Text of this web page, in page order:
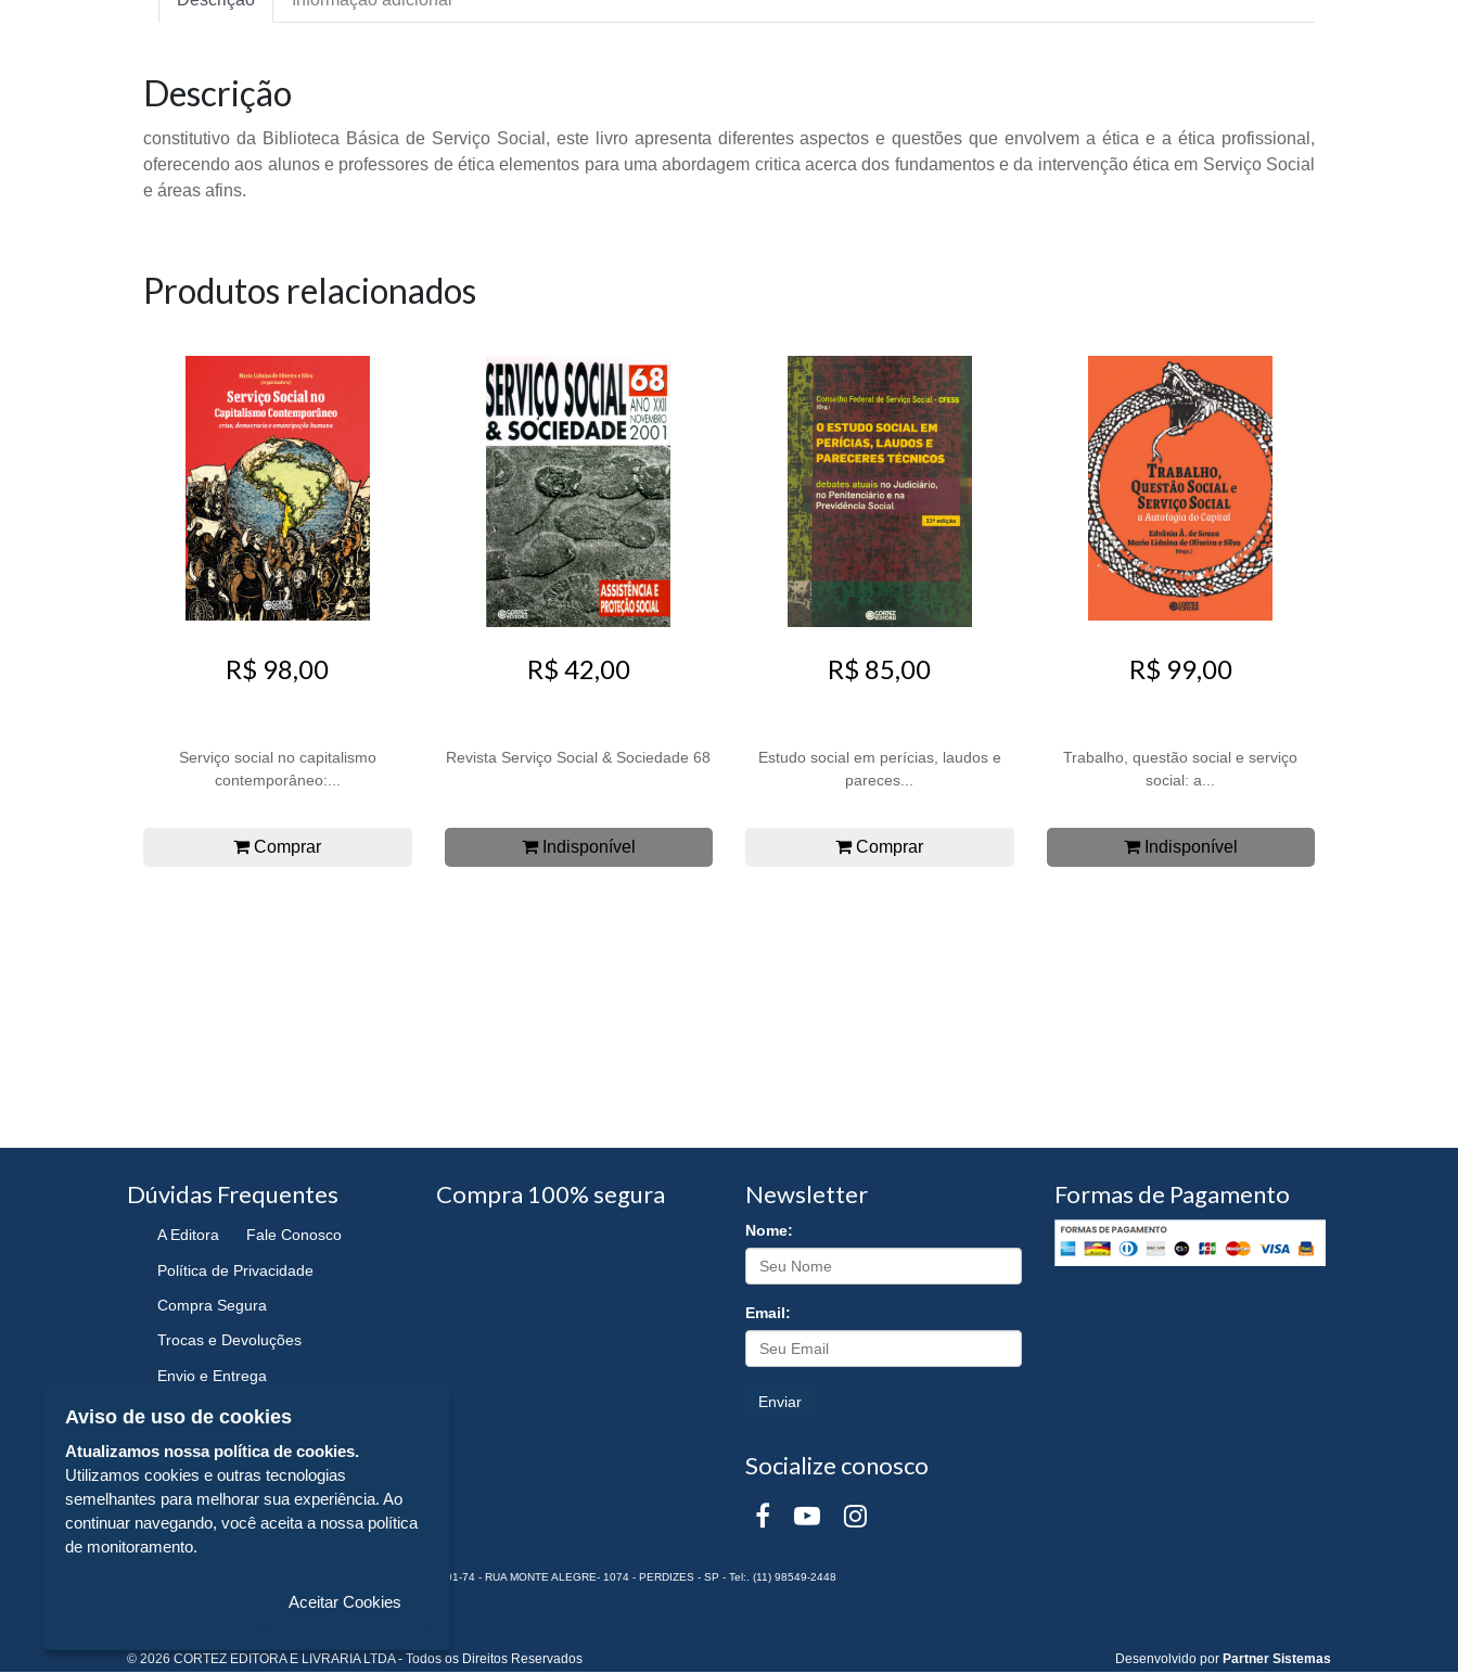
Descrição
constitutivo da Biblioteca Básica de Serviço Social, este livro apresenta diferentes aspectos e questões que envolvem a ética e a ética profissional,
oferecendo aos alunos e professores de ética elementos para uma abordagem critica acerca dos fundamentos e da intervenção ética em Serviço Social
e áreas afins.
Produtos relacionados
R$ 98,00
Serviço social no capitalismo
contemporâneo:...
Comprar
R$ 42,00
Revista Serviço Social & Sociedade 68
Indisponível
R$ 85,00
Estudo social em perícias, laudos e
pareces...
Comprar
R$ 99,00
Trabalho, questão social e serviço
social: a...
Indisponível
Dúvidas Frequentes
A Editora Fale Conosco
Política de Privacidade
Compra Segura
Trocas e Devoluções
Envio e Entrega
Navegando e Comprando
Compra 100% segura Newsletter
Nome:
Email:
Enviar
Socialize conosco
Formas de Pagamento
CORTEZ EDITORA E LIVRARIA LTDA - CNPJ n° 43.003.409/0001-74 - RUA MONTE ALEGRE- 1074 - PERDIZES - SP - Tel:. (11) 98549-2448
© 2026 CORTEZ EDITORA E LIVRARIA LTDA - Todos os Direitos Reservados Desenvolvido por Partner Sistemas
Aviso de uso de cookies
Atualizamos nossa política de cookies.
Utilizamos cookies e outras tecnologias
semelhantes para melhorar sua experiência. Ao
continuar navegando, você aceita a nossa política
de monitoramento.
Aceitar Cookies